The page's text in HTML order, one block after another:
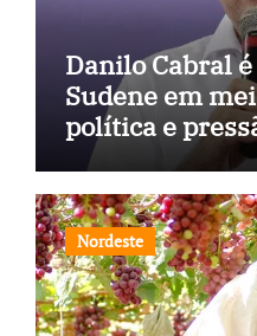
Danilo Cabral
Sudene em
política e
estados
Nordeste